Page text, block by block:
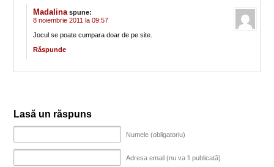
Madalina spune:
8 noiembrie 2011 la 09:57
Jocul se poate cumpara doar de pe site.
Răspunde
Lasă un răspuns
Numele (obligatoriu)
Adresa email (nu va fi publicată)